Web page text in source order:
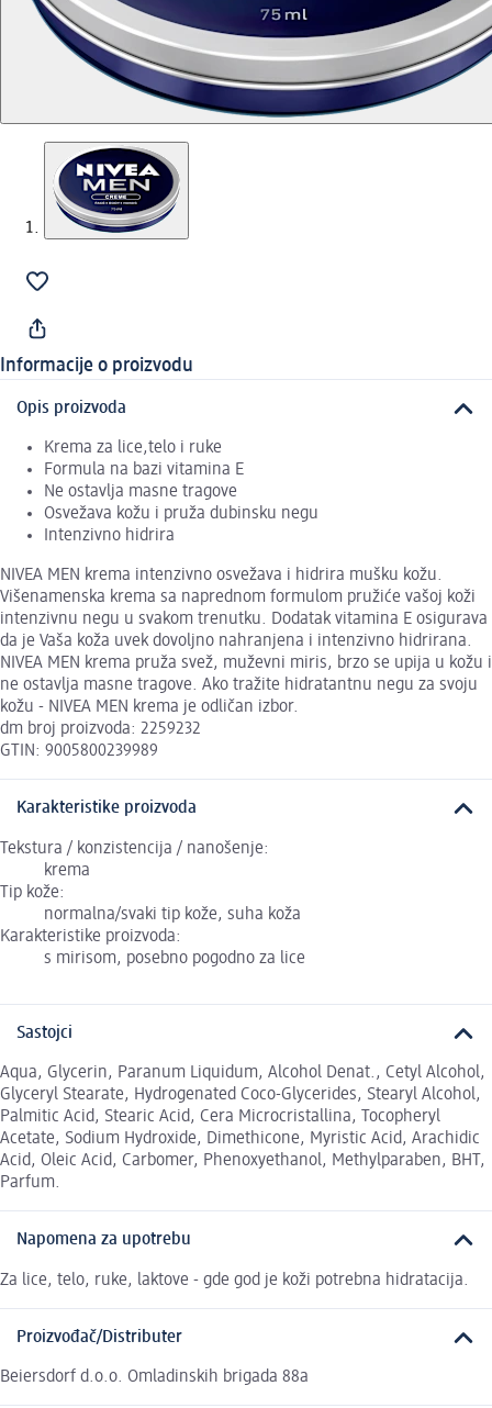
Informacije o proizvodu
Opis proizvoda
Krema za lice,telo i ruke
Formula na bazi vitamina E
Ne ostavlja masne tragove
Osvežava kožu i pruža dubinsku negu
Intenzivno hidrira
NIVEA MEN krema intenzivno osvežava i hidrira mušku kožu.
Višenamenska krema sa naprednom formulom pružiće vašoj koži
intenzivnu negu u svakom trenutku. Dodatak vitamina E osigurava
da je Vaša koža uvek dovoljno nahranjena i intenzivno hidrirana.
NIVEA MEN krema pruža svež, muževni miris, brzo se upija u kožu i
ne ostavlja masne tragove. Ako tražite hidratantnu negu za svoju
kožu - NIVEA MEN krema je odličan izbor.
dm broj proizvoda: 2259232
GTIN: 9005800239989
Karakteristike proizvoda
Tekstura / konzistencija / nanošenje:
krema
Tip kože:
normalna/svaki tip kože, suha koža
Karakteristike proizvoda:
s mirisom, posebno pogodno za lice
Sastojci
Aqua, Glycerin, Paranum Liquidum, Alcohol Denat., Cetyl Alcohol,
Glyceryl Stearate, Hydrogenated Coco-Glycerides, Stearyl Alcohol,
Palmitic Acid, Stearic Acid, Cera Microcristallina, Tocopheryl
Acetate, Sodium Hydroxide, Dimethicone, Myristic Acid, Arachidic
Acid, Oleic Acid, Carbomer, Phenoxyethanol, Methylparaben, BHT,
Parfum.
Napomena za upotrebu
Za lice, telo, ruke, laktove - gde god je koži potrebna hidratacija.
Proizvođač/Distributer
Beiersdorf d.o.o. Omladinskih brigada 88a